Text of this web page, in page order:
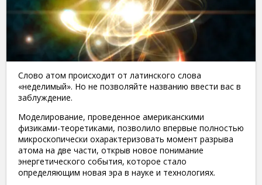
Слово атом происходит от латинского слова
«неделимый». Но не позволяйте названию ввести вас в
заблуждение.
Моделирование, проведенное американскими
физиками-теоретиками, позволило впервые полностью
микроскопически охарактеризовать момент разрыва
атома на две части, открыв новое понимание
энергетического события, которое стало
определяющим новая эра в науке и технологиях.